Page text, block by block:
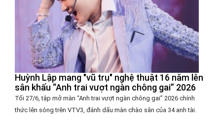
Huỳnh Lập mang "vũ trụ" nghệ thuật 16 năm lên
sân khấu “Anh trai vượt ngàn chông gai” 2026
Tối 27/6, tập mở màn “Anh trai vượt ngàn chông gai” 2026 chính
thức lên sóng trên VTV3, đánh dấu màn chào sân của 34 anh tài.